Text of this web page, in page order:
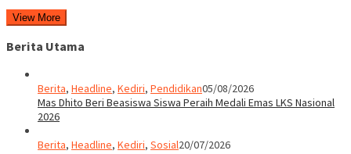
View More
Berita Utama
Berita, Headline, Kediri, Pendidikan05/08/2026
Mas Dhito Beri Beasiswa Siswa Peraih Medali Emas LKS Nasional
2026
Berita, Headline, Kediri, Sosial20/07/2026